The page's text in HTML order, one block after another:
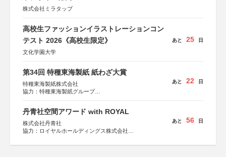
株式会社ミラタップ
高校生ファッションイラストレーションコン
テスト 2026《高校生限定》
文化学園大学
あと 25 日
第34回 特種東海製紙 紙わざ大賞
特種東海製紙株式会社
協力：特種東海製紙グループ
あと 22 日
丹青社空間アワード with ROYAL
株式会社丹青社
協力：ロイヤルホールディングス株式会社
あと 56 日